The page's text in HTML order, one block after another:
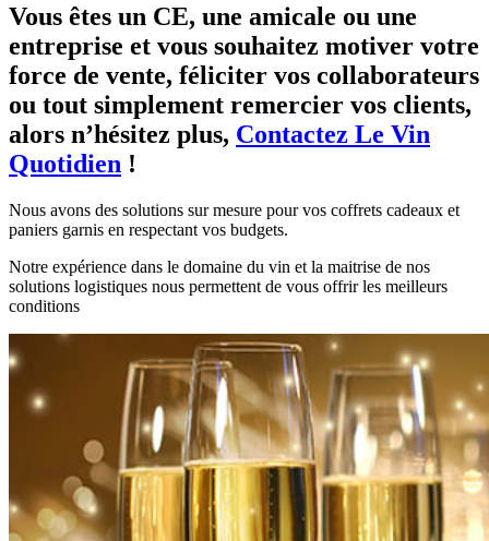
Vous êtes un CE, une amicale ou une
entreprise et vous souhaitez motiver votre
force de vente, féliciter vos collaborateurs
ou tout simplement remercier vos clients,
alors n’hésitez plus, Contactez Le Vin
Quotidien !
Nous avons des solutions sur mesure pour vos coffrets cadeaux et
paniers garnis en respectant vos budgets.
Notre expérience dans le domaine du vin et la maitrise de nos
solutions logistiques nous permettent de vous offrir les meilleurs
conditions